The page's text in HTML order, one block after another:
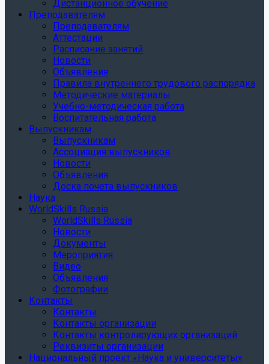
Дистанционное обучение
Преподавателям
Преподавателям
Аттестации
Расписание занятий
Новости
Объявления
Правила внутреннего трудового распорядка
Методические материалы
Учебно-методическая работа
Воспитательная работа
Выпускникам
Выпускникам
Ассоциация выпускников
Новости
Объявления
Доска почета выпускников
Наука
WorldSkills Russia
WorldSkills Russia
Новости
Документы
Мероприятия
Видео
Объявления
Фотографии
Контакты
Контакты
Контакты организации
Контакты контролирующих организаций
Реквизиты организации
Национальный проект «Наука и университеты»